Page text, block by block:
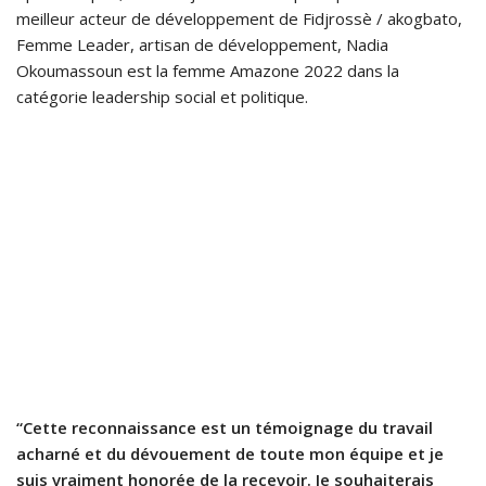
meilleur acteur de développement de Fidjrossè / akogbato,
Femme Leader, artisan de développement, Nadia
Okoumassoun est la femme Amazone 2022 dans la
catégorie leadership social et politique.
“Cette reconnaissance est un témoignage du travail
acharné et du dévouement de toute mon équipe et je
suis vraiment honorée de la recevoir. Je souhaiterais